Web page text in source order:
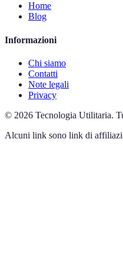
Home
Blog
Informazioni
Chi siamo
Contatti
Note legali
Privacy
© 2026 Tecnologia Utilitaria.
Alcuni link sono link di